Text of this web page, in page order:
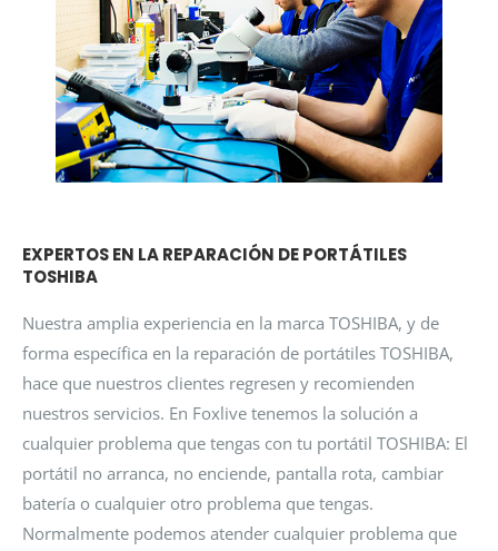
EXPERTOS EN LA REPARACIÓN DE PORTÁTILES
TOSHIBA
Nuestra amplia experiencia en la marca TOSHIBA, y de
forma específica en la reparación de portátiles TOSHIBA,
hace que nuestros clientes regresen y recomienden
nuestros servicios. En Foxlive tenemos la solución a
cualquier problema que tengas con tu portátil TOSHIBA: El
portátil no arranca, no enciende, pantalla rota, cambiar
batería o cualquier otro problema que tengas.
Normalmente podemos atender cualquier problema que